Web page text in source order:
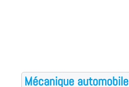
Mécanique automobile